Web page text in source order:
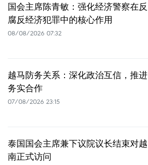
国会主席陈青敏：强化经济警察在反
腐反经济犯罪中的核心作用
08/08/2026 07:32
越马防务关系：深化政治互信，推进
务实合作
07/08/2026 23:15
泰国国会主席兼下议院议长结束对越
南正式访问